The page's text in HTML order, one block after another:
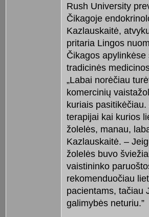
Rush University
Čikagoje
Kazlauskaitė,
pritaria Lingos
Čikagos apylinkėse
tradicinės
„Labai norėčiau
komercinių
kuriais
terapijai kai kurios
žolelės, manau,
Kazlauskaitė. –
žolelės buvo
vaistininko
rekomenduočiau
pacientams, tačiau
galimybės neturiu.”